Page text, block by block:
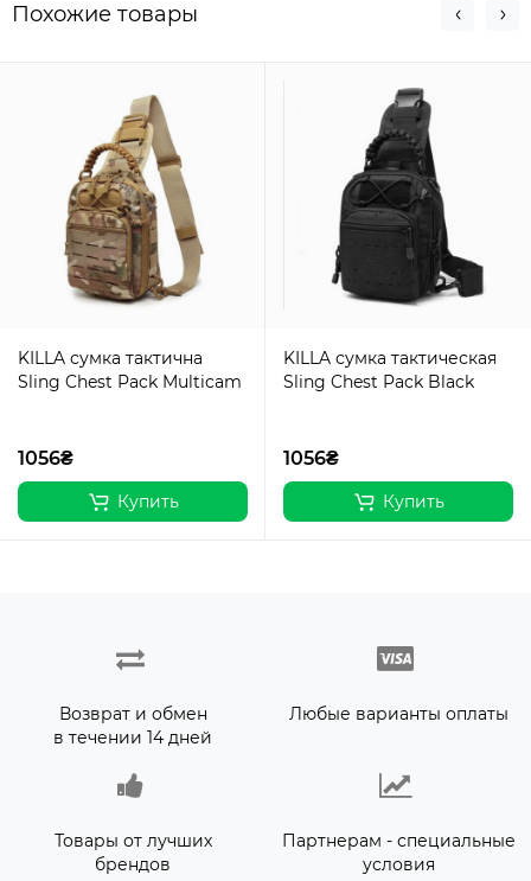
Похожие товары
KILLA сумка тактична
Sling Chest Pack Multicam
1056₴
Купить
KILLA сумка тактическая
Sling Chest Pack Black
1056₴
Купить
Возврат и обмен
в течении 14 дней
Любые варианты оплаты
Товары от лучших
брендов
Партнерам - специальные
условия